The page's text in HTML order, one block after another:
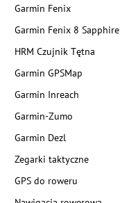
Garmin Fenix
Garmin Fenix 8 Sapphire
HRM Czujnik Tętna
Garmin GPSMap
Garmin Inreach
Garmin-Zumo
Garmin Dezl
Zegarki taktyczne
GPS do roweru